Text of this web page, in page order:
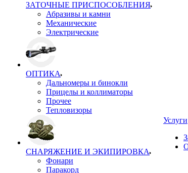
ЗАТОЧНЫЕ ПРИСПОСОБЛЕНИЯ
Абразивы и камни
Механические
Электрические
ОПТИКА
Дальномеры и бинокли
Прицелы и коллиматоры
Прочее
Тепловизоры
СНАРЯЖЕНИЕ И ЭКИПИРОВКА
Фонари
Паракорд
Услуги